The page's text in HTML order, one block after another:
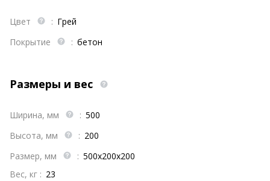
Цвет : Грей
Покрытие
: бетон
Размеры и вес
Ширина, мм : 500
Высота, мм
: 200
Размер, мм
: 500х200х200
Вес, кг : 23